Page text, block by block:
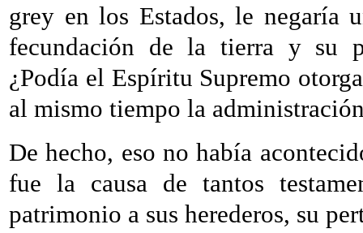
grey en los Estados, le negaría
fecundación de la tierra y su
¿Podía el Espíritu Supremo
al mismo tiempo la
De hecho, eso no había
fue la causa de tantos
patrimonio a sus herederos, su